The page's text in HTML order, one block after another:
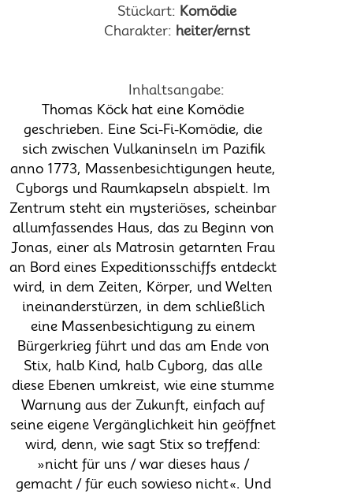
Stückart: Komödie
Charakter: heiter/ernst
Inhaltsangabe:
Thomas Köck hat eine Komödie
geschrieben. Eine Sci-Fi-Komödie, die
sich zwischen Vulkaninseln im Pazifik
anno 1773, Massenbesichtigungen heute,
Cyborgs und Raumkapseln abspielt. Im
Zentrum steht ein mysteriöses, scheinbar
allumfassendes Haus, das zu Beginn von
Jonas, einer als Matrosin getarnten Frau
an Bord eines Expeditionsschiffs entdeckt
wird, in dem Zeiten, Körper, und Welten
ineinanderstürzen, in dem schließlich
eine Massenbesichtigung zu einem
Bürgerkrieg führt und das am Ende von
Stix, halb Kind, halb Cyborg, das alle
diese Ebenen umkreist, wie eine stumme
Warnung aus der Zukunft, einfach auf
seine eigene Vergänglichkeit hin geöffnet
wird, denn, wie sagt Stix so treffend:
»nicht für uns / war dieses haus /
gemacht / für euch sowieso nicht«. Und